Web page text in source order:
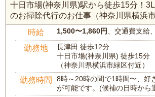
十日市場(神奈川県)駅から徒歩15分！
のお掃除代行のお仕事（神奈川県横浜市
時給 1,500〜1,860円、交通費支給
勤務地
長津田 徒歩12分
十日市場(神奈川県) 徒歩15分
（神奈川県横浜市緑区付近）
勤務時間
8時～20時の間で1時間〜、好
が可能です。(候補の日時から